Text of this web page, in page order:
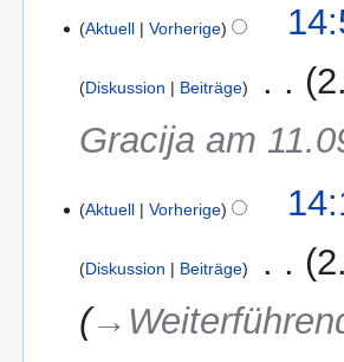
r
e
t
u
g
z
s
a
Februar
Aktuell Vorherige
Diskussion Beiträge
Gracija am
Aktuell Vorherige
Diskussion Beiträge